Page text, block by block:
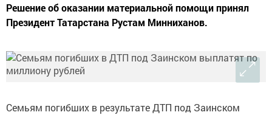
Решение об оказании материальной помощи принял
Президент Татарстана Рустам Минниханов.
Семьям погибших в результате ДТП под Заинском